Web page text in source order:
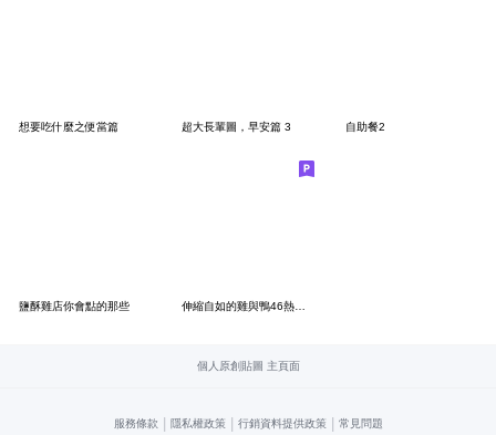
想要吃什麼之便當篇 超大長輩圖，早安篇 3 自助餐2
鹽酥雞店你會點的那些
個人原創貼圖 主頁面
服務條款 | 隱私權政策 | 行銷資料提供政策 | 常見問題